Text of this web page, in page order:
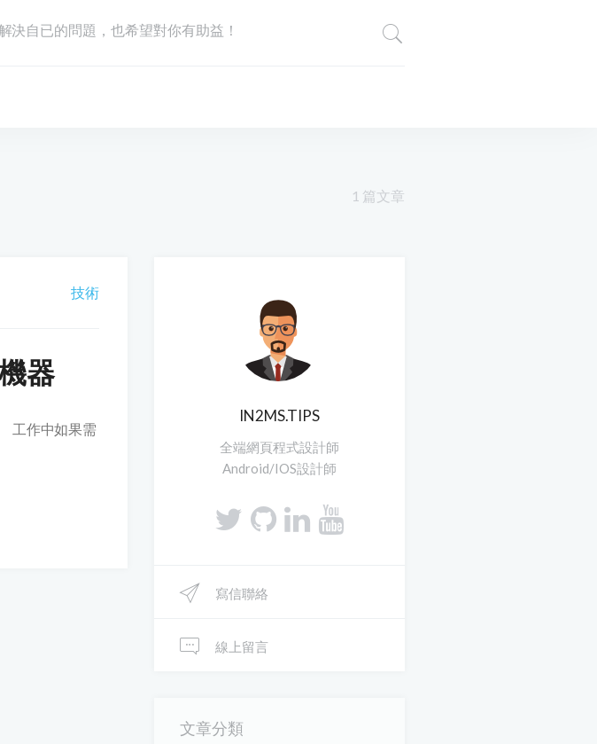
決自已的問題，也希望對你有助益！
1 篇文章
技術
器
工作中如果需
IN2MS.TIPS
全端網頁程式設計師
Android/IOS設計師
寫信聯絡
線上留言
文章分類